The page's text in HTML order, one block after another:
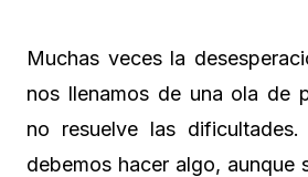
Muchas veces la
nos llenamos de una ola de
no resuelve las
debemos hacer algo, aunque